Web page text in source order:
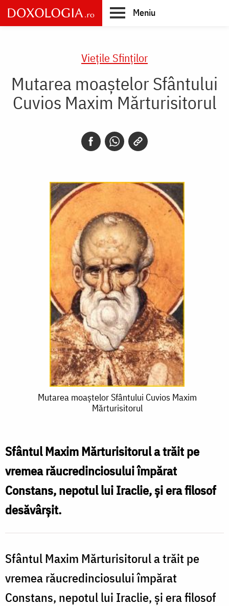
Skip
to
main
Meniu
Vieţile Sfinţilor
Mutarea moaștelor Sfântului
Cuvios Maxim Mărturisitorul
Mutarea
Cuvios
Maxim
Mărturisitorul
Mutarea moaștelor Sfântului Cuvios Maxim
Mărturisitorul
Sfântul Maxim Mărturisitorul a trăit pe
vremea răucredinciosului împărat
Constans, nepotul lui Iraclie, și era filosof
desăvârșit.
Sfântul Maxim Mărturisitorul a trăit pe
vremea răucredinciosului împărat
Constans, nepotul lui Iraclie, și era filosof